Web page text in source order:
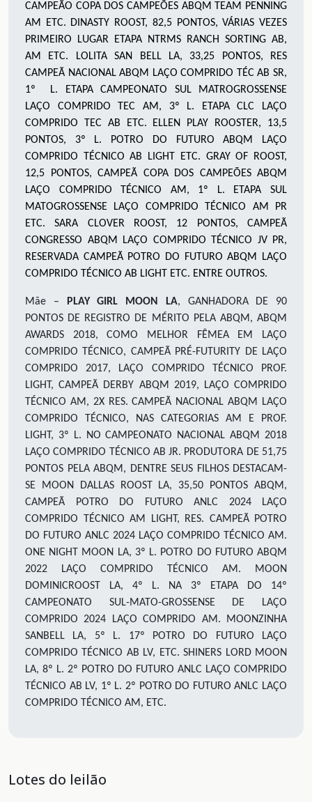
CAMPEÃO COPA DOS CAMPEÕES ABQM TEAM PENNING
AM ETC. DINASTY ROOST, 82,5 PONTOS, VÁRIAS VEZES
PRIMEIRO LUGAR ETAPA NTRMS RANCH SORTING AB,
AM ETC. LOLITA SAN BELL LA, 33,25 PONTOS, RES
CAMPEÃ NACIONAL ABQM LAÇO COMPRIDO TÉC AB SR,
1º L. ETAPA CAMPEONATO SUL MATROGROSSENSE
LAÇO COMPRIDO TEC AM, 3º L. ETAPA CLC LAÇO
COMPRIDO TEC AB ETC. ELLEN PLAY ROOSTER, 13,5
PONTOS, 3º L. POTRO DO FUTURO ABQM LAÇO
COMPRIDO TÉCNICO AB LIGHT ETC. GRAY OF ROOST,
12,5 PONTOS, CAMPEÃ COPA DOS CAMPEÕES ABQM
LAÇO COMPRIDO TÉCNICO AM, 1º L. ETAPA SUL
MATOGROSSENSE LAÇO COMPRIDO TÉCNICO AM PR
ETC. SARA CLOVER ROOST, 12 PONTOS, CAMPEÃ
CONGRESSO ABQM LAÇO COMPRIDO TÉCNICO JV PR,
RESERVADA CAMPEÃ POTRO DO FUTURO ABQM LAÇO
COMPRIDO TÉCNICO AB LIGHT ETC. ENTRE OUTROS.
Mãe – PLAY GIRL MOON LA, GANHADORA DE 90
PONTOS DE REGISTRO DE MÉRITO PELA ABQM, ABQM
AWARDS 2018, COMO MELHOR FÊMEA EM LAÇO
COMPRIDO TÉCNICO, CAMPEÃ PRÉ-FUTURITY DE LAÇO
COMPRIDO 2017, LAÇO COMPRIDO TÉCNICO PROF.
LIGHT, CAMPEÃ DERBY ABQM 2019, LAÇO COMPRIDO
TÉCNICO AM, 2X RES. CAMPEÃ NACIONAL ABQM LAÇO
COMPRIDO TÉCNICO, NAS CATEGORIAS AM E PROF.
LIGHT, 3º L. NO CAMPEONATO NACIONAL ABQM 2018
LAÇO COMPRIDO TÉCNICO AB JR. PRODUTORA DE 51,75
PONTOS PELA ABQM, DENTRE SEUS FILHOS DESTACAM-
SE MOON DALLAS ROOST LA, 35,50 PONTOS ABQM,
CAMPEÃ POTRO DO FUTURO ANLC 2024 LAÇO
COMPRIDO TÉCNICO AM LIGHT, RES. CAMPEÃ POTRO
DO FUTURO ANLC 2024 LAÇO COMPRIDO TÉCNICO AM.
ONE NIGHT MOON LA, 3º L. POTRO DO FUTURO ABQM
2022 LAÇO COMPRIDO TÉCNICO AM. MOON
DOMINICROOST LA, 4º L. NA 3º ETAPA DO 14º
CAMPEONATO SUL-MATO-GROSSENSE DE LAÇO
COMPRIDO 2024 LAÇO COMPRIDO AM. MOONZINHA
SANBELL LA, 5º L. 17º POTRO DO FUTURO LAÇO
COMPRIDO TÉCNICO AB LV, ETC. SHINERS LORD MOON
LA, 8º L. 2º POTRO DO FUTURO ANLC LAÇO COMPRIDO
TÉCNICO AB LV, 1º L. 2º POTRO DO FUTURO ANLC LAÇO
COMPRIDO TÉCNICO AM, ETC.
Lotes do leilão